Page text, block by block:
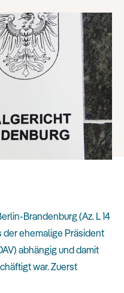
Brandenburg (Az. L 14
ehemalige Präsident
abhängig und damit
war.Zuerst